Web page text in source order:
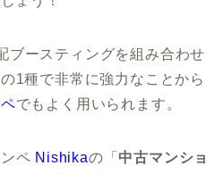
ブースティングを組み合わせ
の1種で非常に強力なことから
でもよく用いられます。
ペ Nishikaの「 中古マンショ